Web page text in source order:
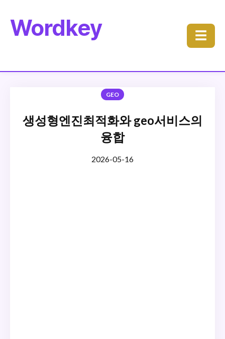
Wordkey ☰
GEO
생성형엔진최적화와 geo서비스의
융합
2026-05-16